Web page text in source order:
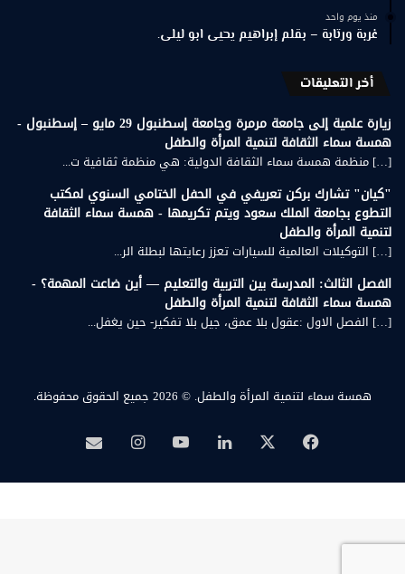
منذ يوم واحد
غربة ورتابة – بقلم إبراهيم يحيى ابو ليلى.
أخر التعليقات
زيارة علمية إلى جامعة مرمرة وجامعة إسطنبول 29 مايو – إسطنبول -
همسة سماء الثقافة لتنمية المرأة والطفل
[…] منظمة همسة سماء الثقافة الدولية: هي منظمة ثقافية ت...
"كيان" تشارك بركن تعريفي في الحفل الختامي السنوي لمكتب
التطوع بجامعة الملك سعود ويتم تكريمها - همسة سماء الثقافة
لتنمية المرأة والطفل
[…] التوكيلات العالمية للسيارات تعزز رعايتها لبطلة الر...
الفصل الثالث: المدرسة بين التربية والتعليم — أين ضاعت المهمة؟ -
همسة سماء الثقافة لتنمية المرأة والطفل
[…] الفصل الاول :عقول بلا عمق، جيل بلا تفكير- حين يغفل...
همسة سماء لتنمية المرأة والطفل. © 2026 جميع الحقوق محفوظة.
فيسبوك لينكدإن‫YouTubeانستقرامبريد
همسة